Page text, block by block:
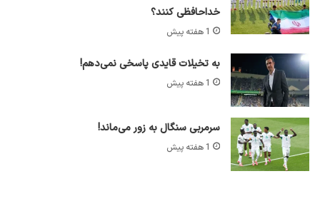
خداحافظی کنند؟
1 هفته پیش
به تخیلات قایدی پاسخی نمی‌دهم!
1 هفته پیش
سرمربی سنگال به زور می‌ماند!
1 هفته پیش